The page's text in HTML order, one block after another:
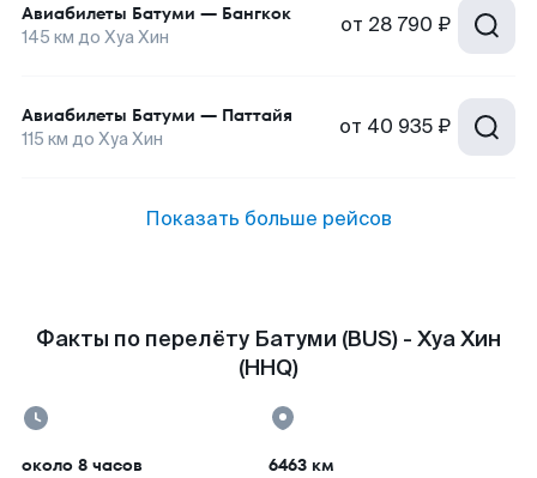
Авиабилеты Батуми — Бангкок
145 км до Хуа Хин от 28 790 ₽
Авиабилеты Батуми — Паттайя
115 км до Хуа Хин от 40 935 ₽
Показать больше рейсов
Факты по перелёту Батуми (BUS) - Хуа Хин
(HHQ)
около 8 часов 6463 км